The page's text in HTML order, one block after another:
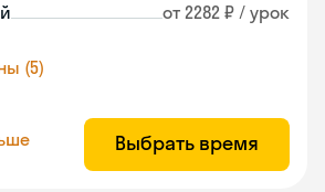
от 2282 ₽ / урок
(5)
Выбрать время